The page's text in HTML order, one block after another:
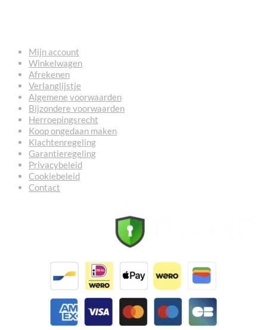
Mijn account
Winkelwagen
Afrekenen
Verlanglijstje
Algemene voorwaarden
Bijzondere voorwaarden
Herroepingsrecht
Koop ongedaan maken
Klachtenregeling
Garantieregeling
Privacybeleid
Cookiebeleid
Contact